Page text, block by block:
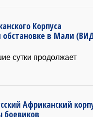
Корпуса
в Мали
сутки продолжает
Африканский
боевиков